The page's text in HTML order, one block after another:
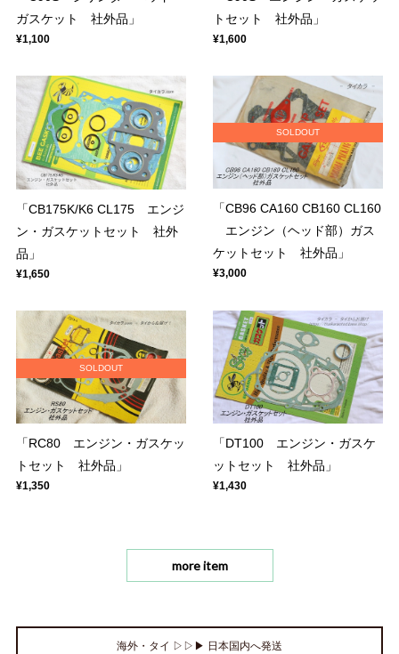
ガスケット 社外品」
¥1,100
トセット 社外品」
¥1,600
「CB175K/K6 CL175 エンジ
ン・ガスケットセット 社外
品」
¥1,650
SOLDOUT
「CB96 CA160 CB160 CL160
エンジン（ヘッド部）ガス
ケットセット 社外品」
¥3,000
SOLDOUT
「RC80 エンジン・ガスケッ
トセット 社外品」
¥1,350
「DT100 エンジン・ガスケ
ットセット 社外品」
¥1,430
more item
海外・タイ ▷▷▶ 日本国内へ発送